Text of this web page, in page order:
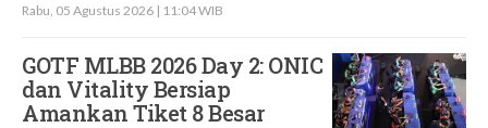
Rabu, 05 Agustus 2026 | 11:04 WIB
GOTF MLBB 2026 Day 2: ONIC
dan Vitality Bersiap
Amankan Tiket 8 Besar